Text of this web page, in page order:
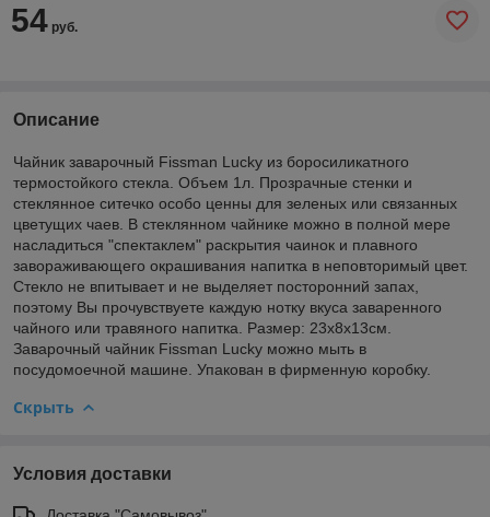
54 руб.
Описание
Чайник заварочный Fissman Lucky из боросиликатного
термостойкого стекла. Объем 1л. Прозрачные стенки и
стеклянное ситечко особо ценны для зеленых или связанных
цветущих чаев. В стеклянном чайнике можно в полной мере
насладиться "спектаклем" раскрытия чаинок и плавного
завораживающего окрашивания напитка в неповторимый цвет.
Стекло не впитывает и не выделяет посторонний запах,
поэтому Вы прочувствуете каждую нотку вкуса заваренного
чайного или травяного напитка. Размер: 23х8х13см.
Заварочный чайник Fissman Lucky можно мыть в
посудомоечной машине. Упакован в фирменную коробку.
Скрыть
Условия доставки